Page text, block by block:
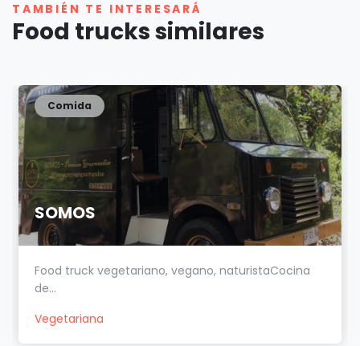
TAMBIÉN TE INTERESARÁ
Food trucks similares
SOMOS
Comida
Food truck vegetariano, vegano, naturistaCocina
de...
Vegetariana